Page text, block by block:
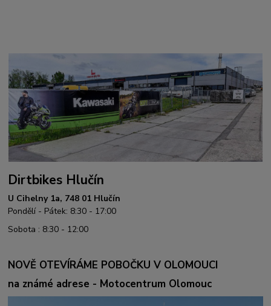
Dirtbikes Hlučín
U Cihelny 1a, 748 01 Hlučín
Pondělí - Pátek: 8:30 - 17:00
Sobota : 8:30 - 12:00
NOVĚ OTEVÍRÁME POBOČKU V OLOMOUCI
na známé adrese - Motocentrum Olomouc